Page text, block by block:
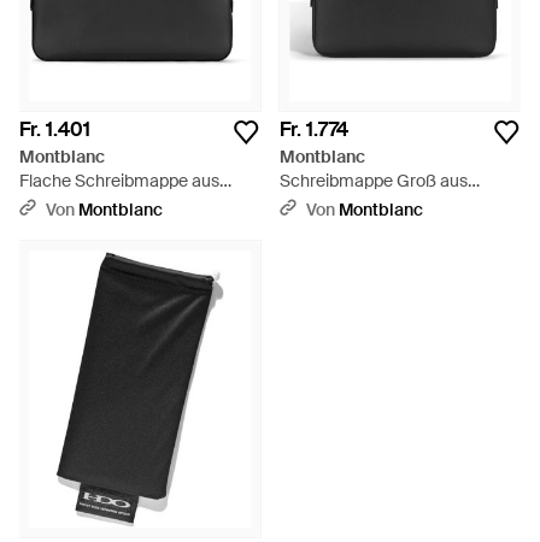
Fr. 1.401
Montblanc
Flache Schreibmappe aus
Sartorial Leder - Schwarz
Von Montblanc
Fr. 1.774
Montblanc
Schreibmappe Groß aus
Sartorial Leder - Schwarz
Von Montblanc